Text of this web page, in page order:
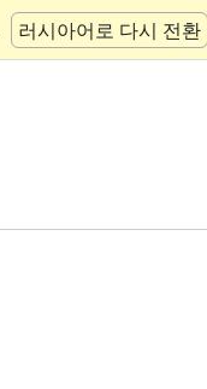
러시아어로 다시 전환